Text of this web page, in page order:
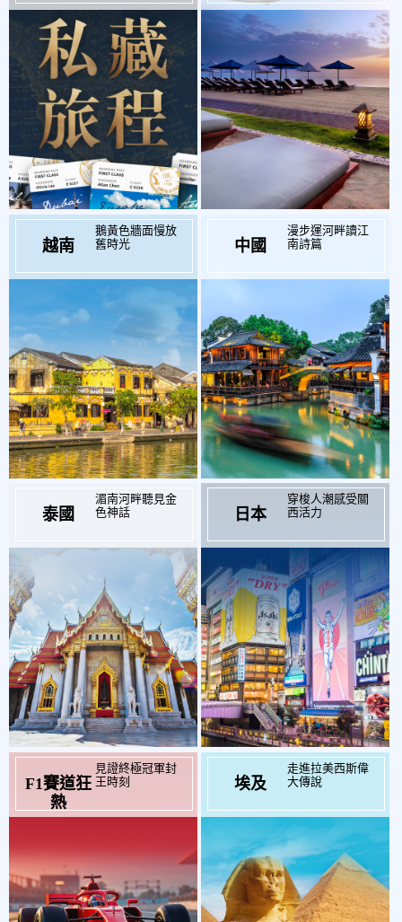
越南
鵝黃色牆面慢放
舊時光
$21,900
中國
漫步運河畔讀江
南詩篇
$17,900
泰國
湄南河畔聽見金
色神話
$16,800
日本
穿梭人潮感受關
西活力
$27,500
F1賽道狂
熱
見證終極冠軍封
王時刻
$99,000
埃及
走進拉美西斯偉
大傳說
$49,900